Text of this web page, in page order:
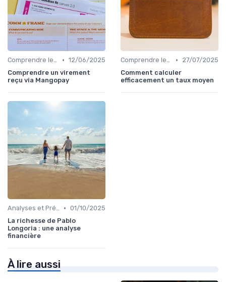
Comprendre les Marchés Financiers • 12/06/2025
Comprendre un virement
reçu via Mangopay
Comprendre les Marchés Financiers •
27/07/2025
Comment calculer
efficacement un taux moyen
Analyses et Prévisions Économiques • 01/10/2025
La richesse de Pablo
Longoria : une analyse
financière
À lire aussi